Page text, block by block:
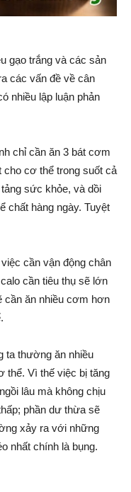
gạo trắng và các sản
các vấn đề về cân
nhiều lập luận phản
chỉ cần ăn 3 bát cơm
cho cơ thể trong suốt cả
sức khỏe, và dồi
chất hàng ngày. Tuyệt
cần vận động chân
cần tiêu thụ sẽ lớn
cần ăn nhiều cơm hơn
ta thường ăn nhiều
Vì thế việc bị tăng
lâu mà không chịu
phần dư thừa sẽ
xảy ra với những
nhất chính là bụng.